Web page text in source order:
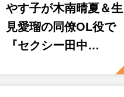
やす子が木南晴夏＆生
見愛瑠の同僚OL役で
『セクシー田中…